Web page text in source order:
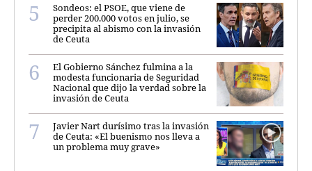
Sondeos: el PSOE, que viene de
perder 200.000 votos en julio, se
precipita al abismo con la invasión
de Ceuta
El Gobierno Sánchez fulmina a la
modesta funcionaria de Seguridad
Nacional que dijo la verdad sobre la
invasión de Ceuta
Javier Nart durísimo tras la invasión
de Ceuta: «El buenismo nos lleva a
un problema muy grave»